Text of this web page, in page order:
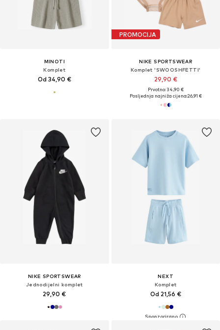
MINOTI
Komplet
Od 34,90 €
PROMOCIJA
NIKE SPORTSWEAR
Komplet 'SWOOSHFETTI'
29,90 €
Prvotno: 34,90 €
Posljednja najniža cijena:26,91 €
NIKE SPORTSWEAR
Jednodijelni komplet
29,90 €
NEXT
Komplet
Od 21,56 €